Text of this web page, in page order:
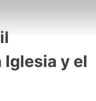
Iglesia y el